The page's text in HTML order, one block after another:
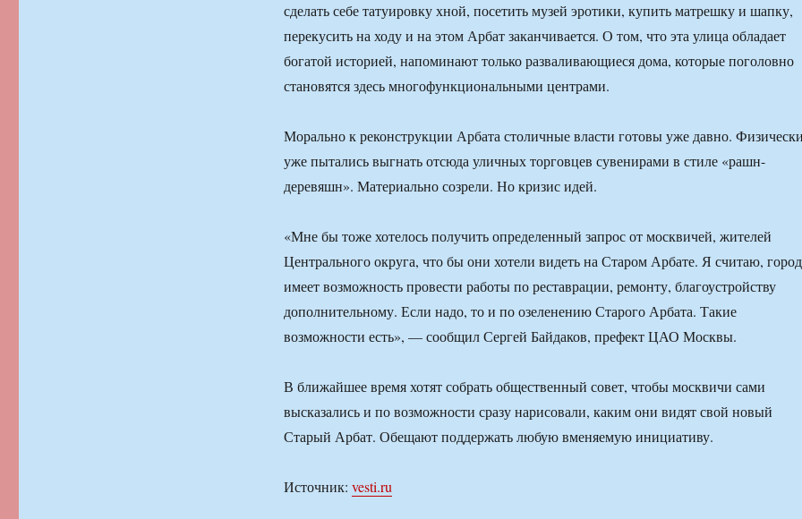
сделать себе татуировку хной, посетить музей эротики, купить матрешку и шапку,
перекусить на ходу и на этом Арбат заканчивается. О том, что эта улица обладает
богатой историей, напоминают только разваливающиеся дома, которые поголовно
становятся здесь многофункциональными центрами.
Морально к реконструкции Арбата столичные власти готовы уже давно.
уже пытались выгнать отсюда уличных торговцев сувенирами в стиле «рашн-
деревяшн». Материально созрели. Но кризис идей.
«Мне бы тоже хотелось получить определенный запрос от москвичей, жителей
Центрального округа, что бы они хотели видеть на Старом Арбате. Я считаю, город
имеет возможность провести работы по реставрации, ремонту, благоустройству
дополнительному. Если надо, то и по озеленению Старого Арбата. Такие
возможности есть», — сообщил Сергей Байдаков, префект ЦАО Москвы.
В ближайшее время хотят собрать общественный совет, чтобы москвичи сами
высказались и по возможности сразу нарисовали, каким они видят свой новый
Старый Арбат. Обещают поддержать любую вменяемую инициативу.
Источник: vesti.ru